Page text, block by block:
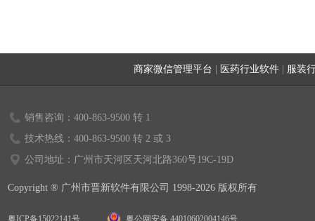
商家微信管理平台 医药行业软件| 服装
销售咨询：400-863-9500 转 1
技术热线：400-863-9500 转 2 或 3
公司地址：广州市天河区天河北路360号19C-19D
Copyright ® 广州市晋新软件有限公司 1998-2026 版权所有
粤ICP备15022141号 粤公网安备 44010602004146号